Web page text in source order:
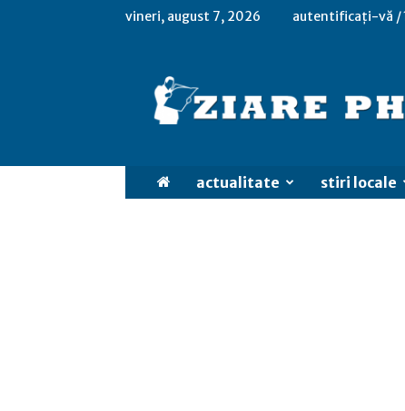
vineri, august 7, 2026 autentificați-vă
actualitate stiri locale